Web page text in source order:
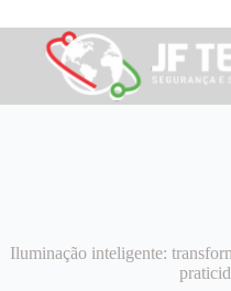
para
conteúdo
Iluminação inteligente: